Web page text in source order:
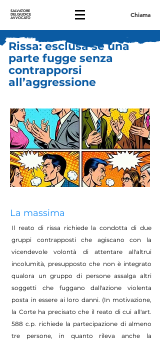
SALVATORE
DELGIUDICE
AVVOCATO Chiama
Rissa: esclusa se una
parte fugge senza
contrapporsi
all’aggressione
La massima
Il reato di rissa richiede la condotta di due
gruppi contrapposti che agiscano con la
vicendevole volontà di attentare all'altrui
incolumità, presupposto che non è integrato
qualora un gruppo di persone assalga altri
soggetti che fuggano dall'azione violenta
posta in essere ai loro danni. (In motivazione,
la Corte ha precisato che il reato di cui all'art.
588 c.p. richiede la partecipazione di almeno
tre persone, in quanto rileva anche la